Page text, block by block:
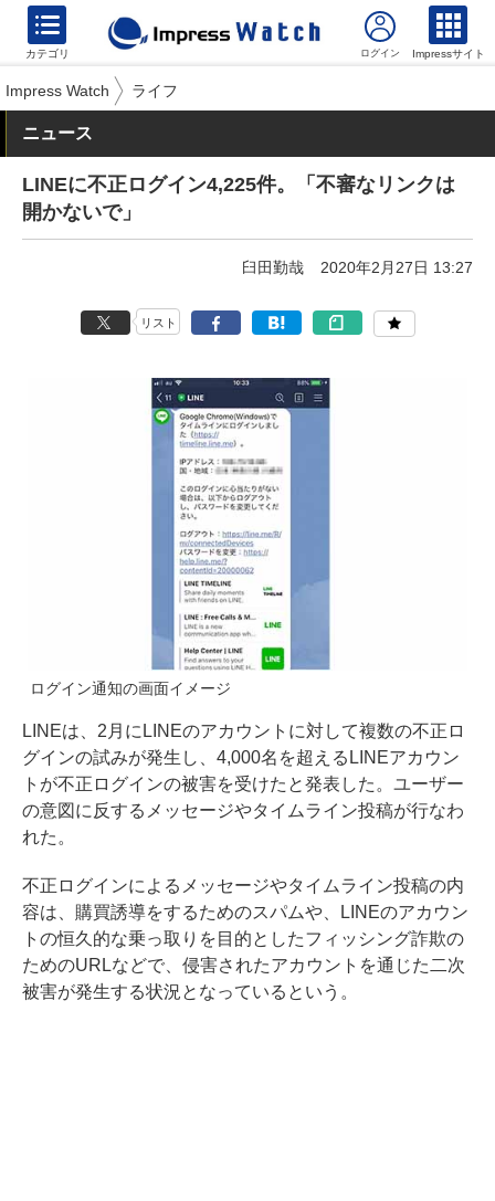
カテゴリ Impressサイト
Impress Watch ライフ
ニュース
LINEに不正ログイン4,225件。「不審なリンクは
開かないで」
臼田勤哉 2020年2月27日 13:27
リスト
ログイン通知の画面イメージ
LINEは、2月にLINEのアカウントに対して複数の不正ロ
グインの試みが発生し、4,000名を超えるLINEアカウン
トが不正ログインの被害を受けたと発表した。ユーザー
の意図に反するメッセージやタイムライン投稿が行なわ
れた。
不正ログインによるメッセージやタイムライン投稿の内
容は、購買誘導をするためのスパムや、LINEのアカウン
トの恒久的な乗っ取りを目的としたフィッシング詐欺の
ためのURLなどで、侵害されたアカウントを通じた二次
被害が発生する状況となっているという。